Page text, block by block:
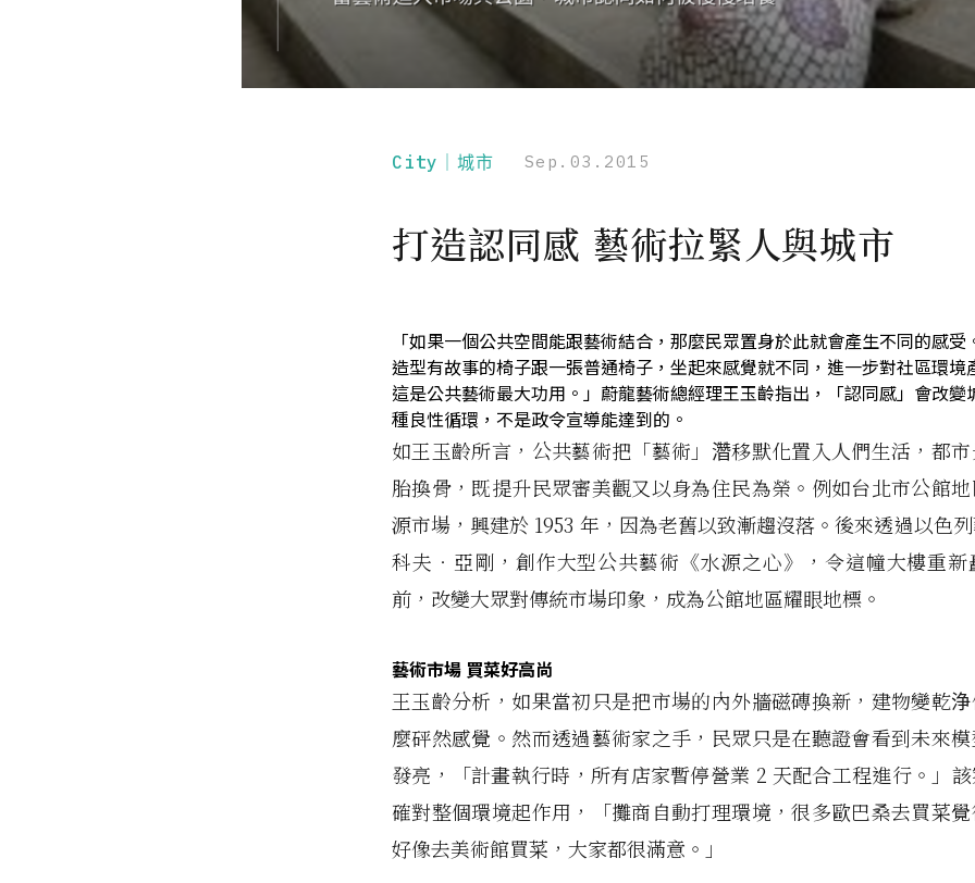
City｜城市 Sep.03.2015
打造認同感 藝術拉緊人與城市
「如果一個公共空間能跟藝術結合，那麼民眾置身於此就會產生不同的感受
造型有故事的椅子跟一張普通椅子，坐起來感覺就不同，進一步對社區環境
這是公共藝術最大功用。」蔚龍藝術總經理王玉齡指出，「認同感」會改變
種良性循環，不是政令宣導能達到的。
如王玉齡所言，公共藝術把「藝術」濳移默化置入人們生活，都
胎換骨，既提升民眾審美觀又以身為住民為榮。例如台北市公館
源市場，興建於 1953 年，因為老舊以致漸趨沒落。後來透過以色
科夫‧亞剛，創作大型公共藝術《水源之心》，令這幢大樓重新
前，改變大眾對傳統市場印象，成為公館地區耀眼地標。
藝術市場 買菜好高尚
王玉齡分析，如果當初只是把市場的內外牆磁磚換新，建物變乾
麼砰然感覺。然而透過藝術家之手，民眾只是在聽證會看到未來
發亮，「計畫執行時，所有店家暫停營業 2 天配合工程進行。」
確對整個環境起作用，「攤商自動打理環境，很多歐巴桑去買菜覺
好像去美術館買菜，大家都很滿意。」